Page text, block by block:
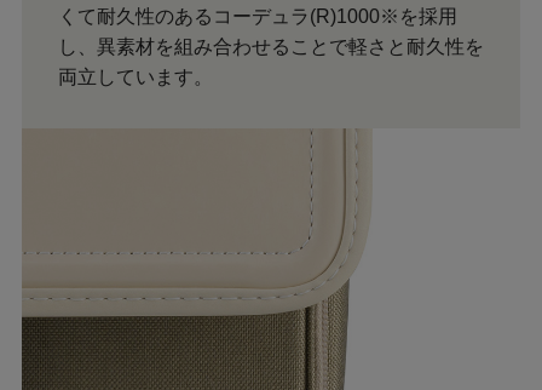
くて耐久性のあるコーデュラ(R)1000※を採用
し、異素材を組み合わせることで軽さと耐久性を
両立しています。